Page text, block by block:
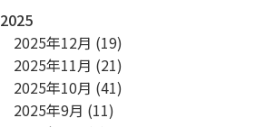
2025
2025年12月 (19)
2025年11月 (21)
2025年10月 (41)
2025年9月 (11)